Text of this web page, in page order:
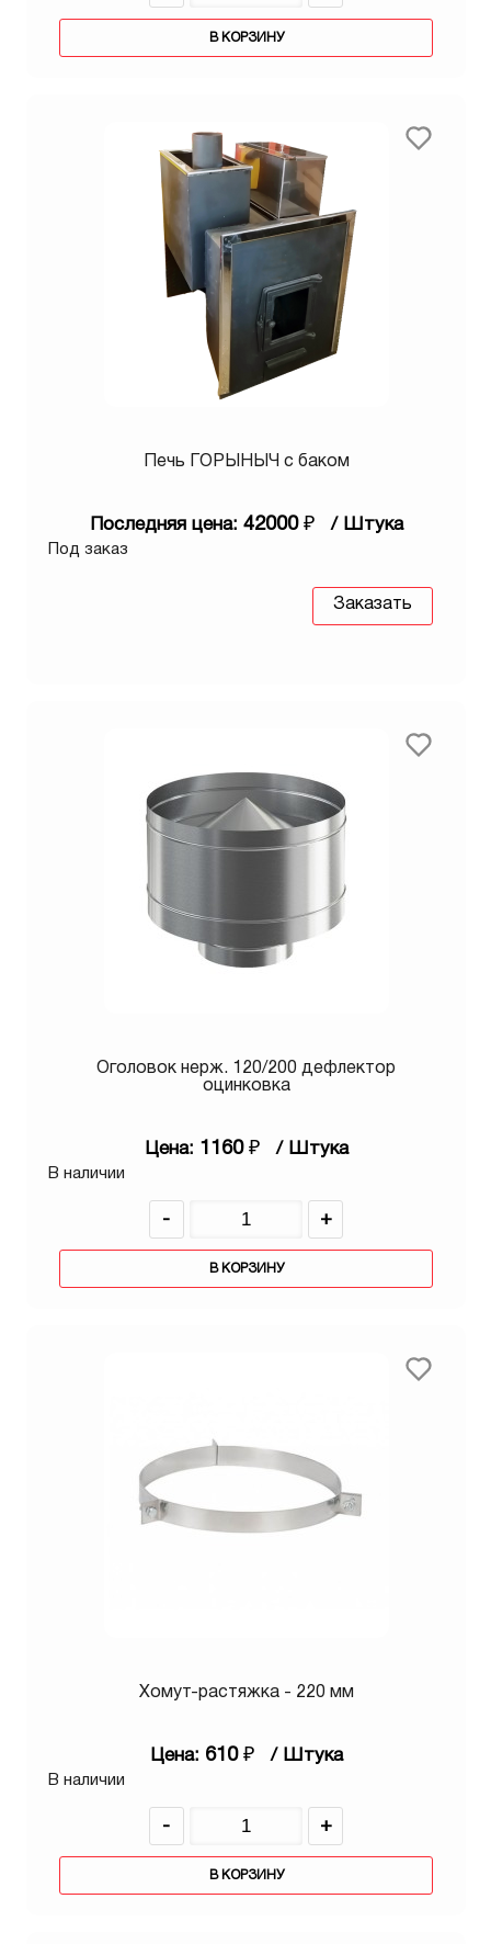
В КОРЗИНУ
Печь ГОРЫНЫЧ с баком
Последняя цена: 42000 ₽ / Штука
Под заказ
Заказать
Оголовок нерж. 120/200 дефлектор
оцинковка
Цена: 1160 ₽ / Штука
В наличии
- +
В КОРЗИНУ
Хомут-растяжка - 220 мм
Цена: 610 ₽ / Штука
В наличии
- +
В КОРЗИНУ